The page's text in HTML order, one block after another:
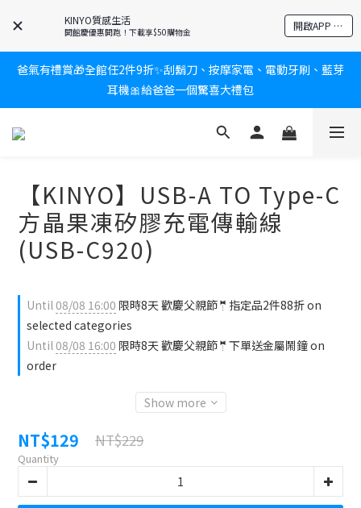
KINYO質感生活
開館慶優惠開跑！下載享$50購物金 開啟APP 享隱藏優惠
新會員送$100購物金✨再享消費回饋無極限
新會員送$100購物金✨再享消費回饋無極限
爸氣有禮賞🎁全館任2件9折✨刮鬍刀、按摩家電、電動牙刷、藍芽
耳機🎀給爸爸一個驚喜大禮包
炎熱夏日救星☀️秒凍扇登場💙半導體製冷 x 微米級冰霧，一秒開
新會員送$100購物金✨再享消費回饋無極限
【KINYO】USB-A TO Type-C
方晶果凍矽膠充電傳輸線
(USB-C920)
Until08/08 16:00 限時8天 歡慶父親節🤵指定品2件88折 on
selected categories
Until08/08 16:00 限時8天 歡慶父親節🤵下單送金屬鬧鐘 on
order
Show more
NT$129 NT$229
Quantity